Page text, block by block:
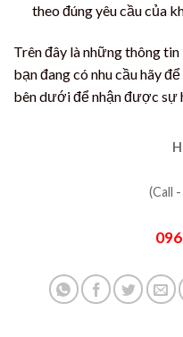
theo đúng yêu cầu của
Trên đây là những thông
bạn đang có nhu cầu hãy
bên dưới để nhận được sự
(Call